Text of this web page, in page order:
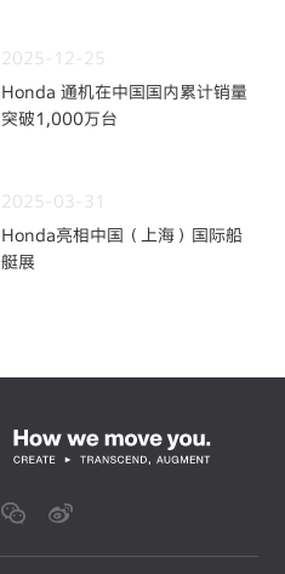
2025-12-25
Honda 通机在中国国内累计销量
突破1,000万台
2025-03-31
Honda亮相中国（上海）国际船
艇展